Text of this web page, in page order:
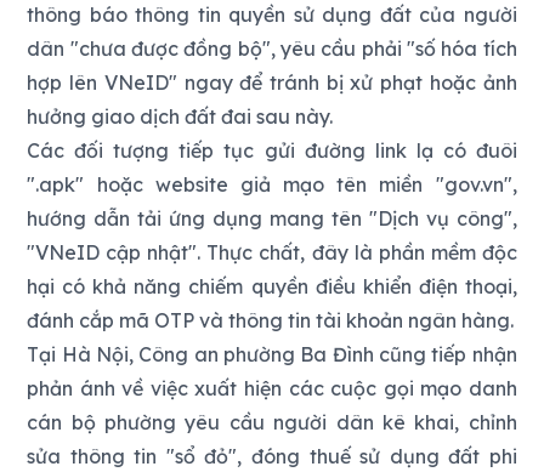
thông báo thông tin quyền sử dụng đất của người
dân "chưa được đồng bộ", yêu cầu phải "số hóa tích
hợp lên VNeID" ngay để tránh bị xử phạt hoặc ảnh
hưởng giao dịch đất đai sau này.
Các đối tượng tiếp tục gửi đường link lạ có đuôi
".apk" hoặc website giả mạo tên miền "gov.vn",
hướng dẫn tải ứng dụng mang tên "Dịch vụ công",
"VNeID cập nhật". Thực chất, đây là phần mềm độc
hại có khả năng chiếm quyền điều khiển điện thoại,
đánh cắp mã OTP và thông tin tài khoản ngân hàng.
Tại Hà Nội, Công an phường Ba Đình cũng tiếp nhận
phản ánh về việc xuất hiện các cuộc gọi mạo danh
cán bộ phường yêu cầu người dân kê khai, chỉnh
sửa thông tin "sổ đỏ", đóng thuế sử dụng đất phi